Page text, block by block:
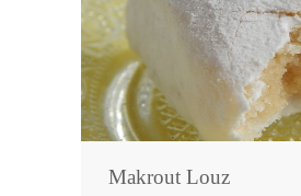
Makrout Louz